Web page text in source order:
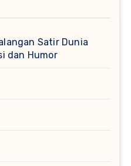
Satir Dunia
dan Humor